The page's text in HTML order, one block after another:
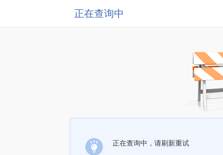
正在查询中
正在查询中，请刷新重试